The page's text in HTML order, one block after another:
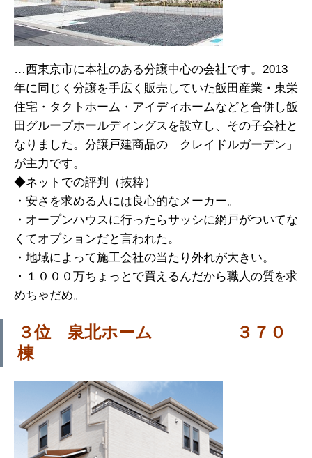
…西東京市に本社のある分譲中心の会社です。2013
年に同じく分譲を手広く販売していた飯田産業・東栄
住宅・タクトホーム・アイディホームなどと合併し飯
田グループホールディングスを設立し、その子会社と
なりました。分譲戸建商品の「クレイドルガーデン」
が主力です。
◆ネットでの評判（抜粋）
・安さを求める人には良心的なメーカー。
・オープンハウスに行ったらサッシに網戸がついてな
くてオプションだと言われた。
・地域によって施工会社の当たり外れが大きい。
・１０００万ちょっとで買えるんだから職人の質を求
めちゃだめ。
３位 泉北ホーム ３７０
棟